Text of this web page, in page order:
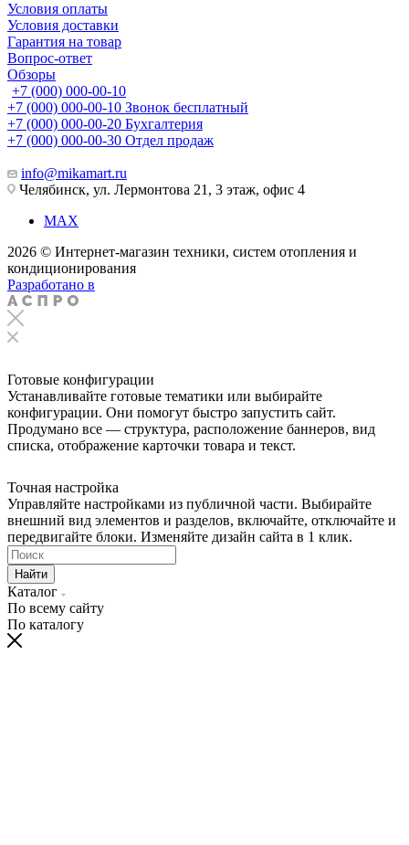
Условия оплаты
Условия доставки
Гарантия на товар
Вопрос-ответ
Обзоры
+7 (000) 000-00-10
+7 (000) 000-00-10 Звонок бесплатный
+7 (000) 000-00-20 Бухгалтерия
+7 (000) 000-00-30 Отдел продаж
info@mikamart.ru
Челябинск, ул. Лермонтова 21, 3 этаж, офис 4
MAX
2026 © Интернет-магазин техники, систем отопления и
кондиционирования
Разработано в
Готовые конфигурации
Устанавливайте готовые тематики или выбирайте
конфигурации. Они помогут быстро запустить сайт.
Продумано все — структура, расположение баннеров, вид
списка, отображение карточки товара и текст.
Точная настройка
Управляйте настройками из публичной части. Выбирайте
внешний вид элементов и разделов, включайте, отключайте и
передвигайте блоки. Изменяйте дизайн сайта в 1 клик.
Найти
Каталог
По всему сайту
По каталогу